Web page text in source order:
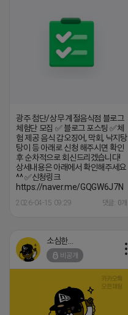
광주 첨단/상무 계절음식점 블로그
체험단 모집 ✅ 블로그 포스팅 ✅체
험 제공 음식 갑오징어, 막회, 낙지탕
탕이 등 아래로 신청 해주시면 확인
후 순차적으로 회신드리겠습니다!
상세내용은 아래에서 확인해주세요
^^ ✅신청링크
https://naver.me/GQGW6J7N
2026-04-15 09:29 댓글: 0개
소심한 네오
비공개